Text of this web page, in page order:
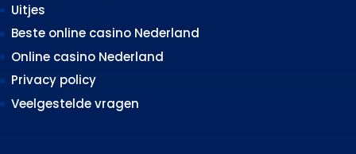
Uitjes
Beste online casino Nederland
Online casino Nederland
Privacy policy
Veelgestelde vragen